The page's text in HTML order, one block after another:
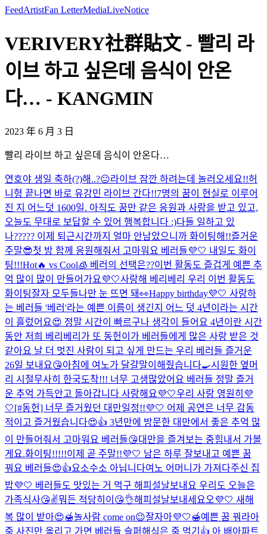
FeedArtistFan LetterMediaLiveNotice
VERIVERY社群貼文 - 빨리 라
이브 하고 싶은데 음식이 안온
다… - KANGMIN
2023 年 6 月 3 日
빨리 라이브 하고 싶은데 음식이 안온다…
연호야 생일 축하(?)해..?😐라이브 잠깐 하려는데 놀러오세요!!허
니형 끝나면 바로 유강민 라이브 간다!!7명의 꿈이 현실로 이루어
진 지 어느덧 1600일. 아직도 꿈만 같은 응원과 사랑을 받고 있고,
오늘도 무대로 보답할 수 있어 행복합니다 :)다들 일하고 있
나????? 이제 퇴근시간까지 얼마 안남았으니까 화이팅해!!즐거운
주말😎첫 방 함께 응원해줘서 고마워요 베러들💜🤍 내일도 화이
팅!!!Hot🔥 vs Cool🧊 베러의 선택은??이번 활동도 즐겁게 예쁜 추
억 많이 많이 만들어가요💜🤍사랑해 베리베리 우리 이번 활동도
화이팅잘자 모두들나만 눈 뜨면 돼👀Happy birthday💜🤍 사랑하
는 베러들 '베러'라는 예쁜 이름이 생긴지 어느 덧 4년이라는 시간
이 흘렀어요😍 정말 시간이 빠르구나 생각이 들어요 4년이란 시간
동안 저희 베리베리가 또 동헌이가 베러들에게 많은 사랑 받은 것
같아요 날 더 멋진 사람이 되고 싶게 만드는 우리 베러들 즐거운
26일 보내요😘아침에 여노가 달걀말이해줬습니다🍳시원한 옆머
리 시절무사히 한국도착!!! 너무 고생많았어요 베러들 정말 즐거
운 추억 가득안고 돌아갑니다 사랑해요💜🤍우리 사랑 영원히💜
🤍[#동헌] 너무 즐거웠던 대만일정!!💜🤍 어제 공연은 너무 감동
적이고 즐거웠습니다😍👍 3년만에 방문한 대만에서 좋은 추억 많
이 만들어줘서 고마워요 베러들😘대만을 즐겨보는 중힘내서 가볼
게요.화이팅!!!!!이제 곧 주말!!💜🤍 남은 하루 잘보내고 예쁜 꿈
꿔요 베러들😍👍요소수소 아닙니다여노 어머니가 가져다주신 집
밥💜🤍 베러들도 맛있는 거 먹구 해피설날보내요 우리도 오늘은
가족식사😘✌️뭐든 적당히이😘👌해피설날보내세요오💜🤍 새해
복 많이 받아😍🍯놀사람 come on😉잘자아💜🤍🍯예쁜 꿈 꿔라아
죽 사진만 올리고 가면 베러들 슬퍼해 식은 죽 먹기👍 아 배아파트